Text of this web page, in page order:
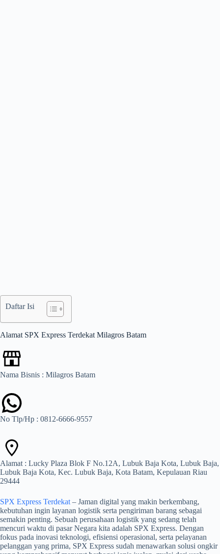
Daftar Isi
Alamat SPX Express Terdekat Milagros Batam
Nama Bisnis : Milagros Batam
No Tlp/Hp : 0812-6666-9557
Alamat : Lucky Plaza Blok F No.12A, Lubuk Baja Kota, Lubuk Baja,
Lubuk Baja Kota, Kec. Lubuk Baja, Kota Batam, Kepulauan Riau
29444
SPX Express Terdekat – Jaman digital yang makin berkembang,
kebutuhan ingin layanan logistik serta pengiriman barang sebagai
semakin penting. Sebuah perusahaan logistik yang sedang telah
mencuri waktu di pasar Negara kita adalah SPX Express. Dengan
fokus pada inovasi teknologi, efisiensi operasional, serta pelayanan
pelanggan yang prima, SPX Express sudah menawarkan solusi ongkir